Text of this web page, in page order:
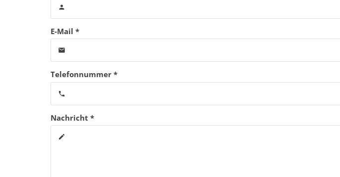
person
E-Mail *
email
Telefonnummer *
phone
Nachricht *
create